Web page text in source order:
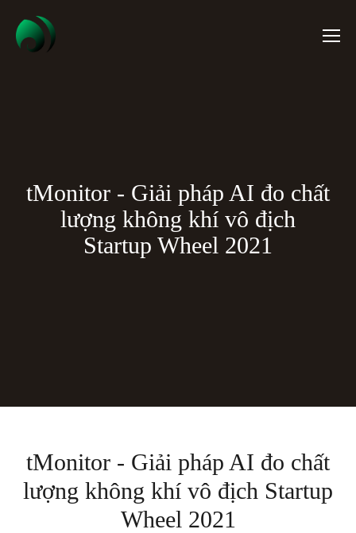
tMonitor - Giải pháp AI đo chất
lượng không khí vô địch
Startup Wheel 2021
tMonitor - Giải pháp AI đo chất
lượng không khí vô địch Startup
Wheel 2021